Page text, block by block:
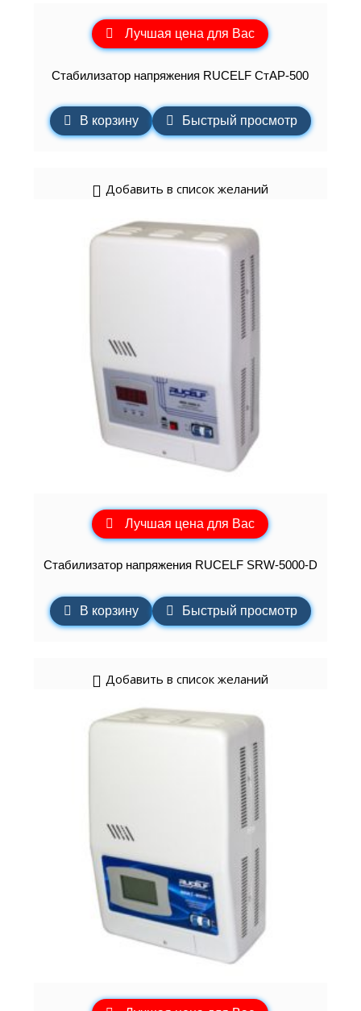
Лучшая цена для Вас
Стабилизатор напряжения RUCELF СтАР-500
В корзину Быстрый просмотр
Добавить в список желаний
Лучшая цена для Вас
Стабилизатор напряжения RUCELF SRW-5000-D
В корзину Быстрый просмотр
Добавить в список желаний